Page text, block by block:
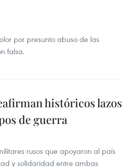
por presunto abuso de las
falsa.
históricos lazos
de guerra
rusos que apoyaron al país
y solidaridad entre ambas